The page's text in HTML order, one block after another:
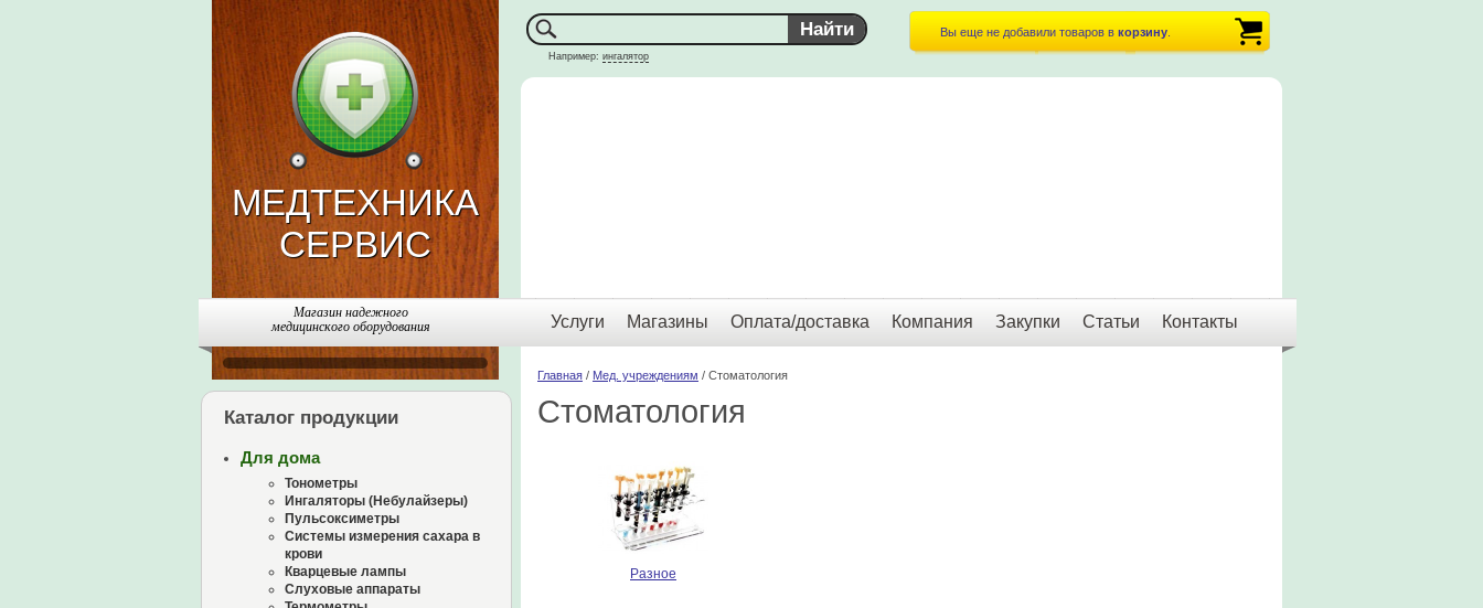
МЕДТЕХНИКА
СЕРВИС
Например: ингалятор
Вы еще не добавили товаров в корзину
Магазин надежного
медицинского оборудования
Услуги Магазины Оплата/доставка Компания Закупки Статьи Контакты
Каталог продукции
Для дома
Тонометры
Ингаляторы (Небулайзеры)
Пульсоксиметры
Системы измерения сахара в
крови
Кварцевые лампы
Слуховые аппараты
Главная / Мед. учреждениям / Стоматология
Стоматология
Разное